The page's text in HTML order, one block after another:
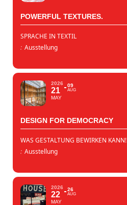
POWERFUL TEXTURES.
SPRACHE IN TEXTIL
: Ausstellung
2026
21
MAY
09
AUG
DESIGN FOR DEMOCRACY
WAS GESTALTUNG BEWIRKEN KANN!
: Ausstellung
2026
22
MAY
26
AUG